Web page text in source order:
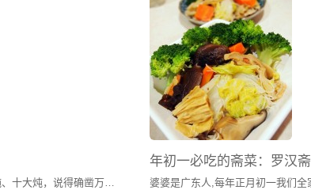
年初一必吃的斋菜：罗汉斋